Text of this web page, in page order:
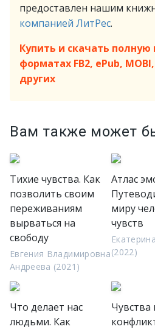
предоставлен нашим
компанией ЛитРес.
Купить и скачать полную
форматах FB2, ePub,
других
Вам также может
Тихие чувства. Как
позволить своим
переживаниям
вырваться на
свободу
Евгения Владимировна
Андреева (2021)
Атлас
миру
чувств
(2022)
Что делает нас
людьми. Как
Чувства